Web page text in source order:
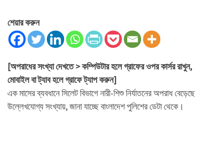
শেয়ার করুন
[অপরাধের সংখ্যা দেখতে > কম্পিউটার হলে গ্রাফের ওপর কার্সর রাখুন,
মোবাইল বা ট্যাব হলে গ্রাফে ট্যাপ করুন]
এক মাসের ব্যবধানে সিলেট বিভাগে নারী-শিশু নির্যাতনের অপরাধ বেড়েছে
উল্লেখযোগ্য সংখ্যায়, জানা যাচ্ছে বাংলাদেশ পুলিশের ডেটা থেকে।